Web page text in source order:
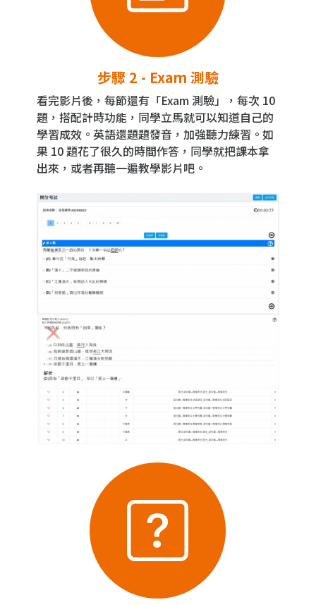
步驟 2 - Exam 測驗
看完影片後，每節還有「Exam 測驗」，每次 10
題，搭配計時功能，同學立馬就可以知道自己的
學習成效。英語還題題發音，加強聽力練習。如
果 10 題花了很久的時間作答，同學就把課本拿
出來，或者再聽一遍教學影片吧。